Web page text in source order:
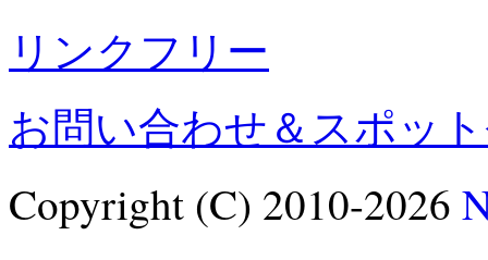
リンクフリー
お問い合わせ＆スポッ
Copyright (C) 2010-2026